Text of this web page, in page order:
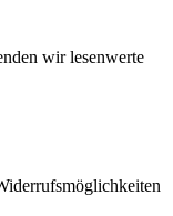
wir lesenwerte